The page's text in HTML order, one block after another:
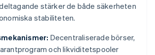
stärker de både säkerheten
stabiliteten.
Decentraliserade börser,
och likviditetspooler